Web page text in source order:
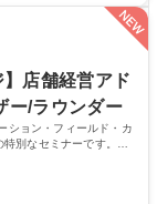
や客層、それぞれの
げていきます。 募
/経営全般のカウン
【制度】様々なライ
ます。 ・ＯＦＣ職限
・育児や介護等に
く制度 学歴・
： 資格：第一種運
店舗経営アド
ー/ラウンダー
ション・フィールド・カ
別なセミナーです。ぜ